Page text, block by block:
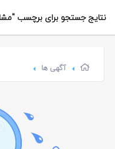
نتایج جستجو برای برچسب
آگهی ها